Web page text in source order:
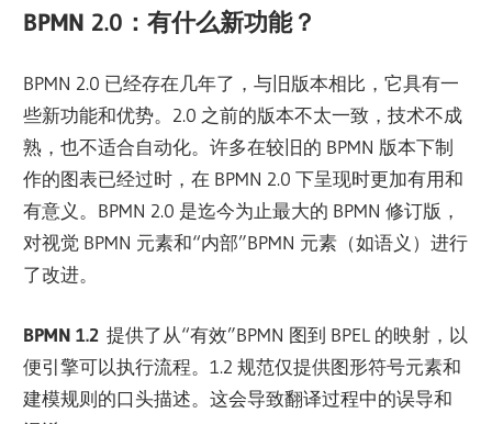
BPMN 2.0：有什么新功能？
BPMN 2.0 已经存在几年了，与旧版本相比，它具有一
些新功能和优势。2.0 之前的版本不太一致，技术不成
熟，也不适合自动化。许多在较旧的 BPMN 版本下制
作的图表已经过时，在 BPMN 2.0 下呈现时更加有用和
有意义。BPMN 2.0 是迄今为止最大的 BPMN 修订版，
对视觉 BPMN 元素和“内部”BPMN 元素（如语义）进行
了改进。
BPMN 1.2 提供了从“有效”BPMN 图到 BPEL 的映射，以
便引擎可以执行流程。1.2 规范仅提供图形符号元素和
建模规则的口头描述。这会导致翻译过程中的误导和